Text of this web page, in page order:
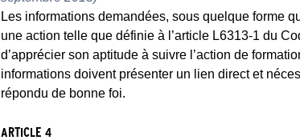
Les informations demandées, sous quelque forme
une action telle que définie à l’article L6313-1 du
d’apprécier son aptitude à suivre l’action de
informations doivent présenter un lien direct et
répondu de bonne foi.
ARTICLE 4